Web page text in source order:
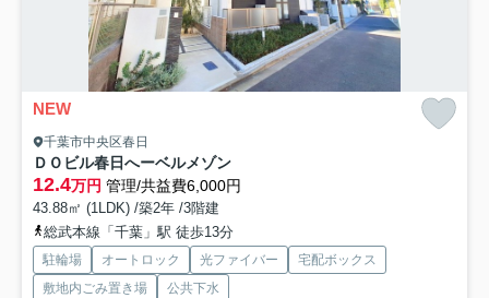
NEW
千葉市中央区春日
ＤＯビル春日へーベルメゾン
12.4万円 管理/共益費6,000円
43.88㎡ (1LDK) /築2年 /3階建
総武本線「千葉」駅 徒歩13分
駐輪場 オートロック 光ファイバー
宅配ボックス
敷地内ごみ置き場
公共下水